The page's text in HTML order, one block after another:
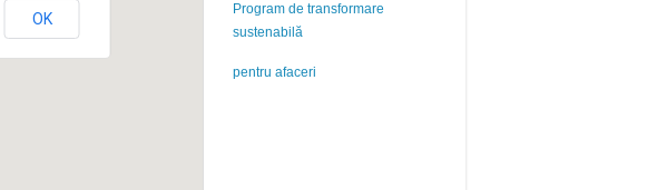
OK
Program de transformare
sustenabilă
pentru afaceri